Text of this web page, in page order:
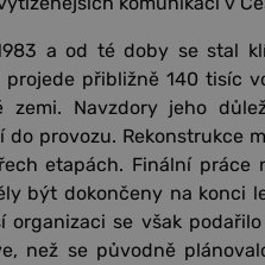
a od té doby se stal
přibližně 140 tisíc
Navzdory jeho
provozu. Rekonstrukce
etapách. Finální práce
být dokončeny na konci
se však
než se původně